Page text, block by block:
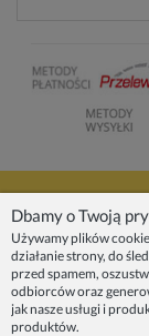
INFORMACJE
ZAINSPIRUJ SIĘ!
Dbamy o Twoją
Używamy plików
działanie strony, do
przed spamem,
odbiorców oraz
jak nasze usługi i
produktów.